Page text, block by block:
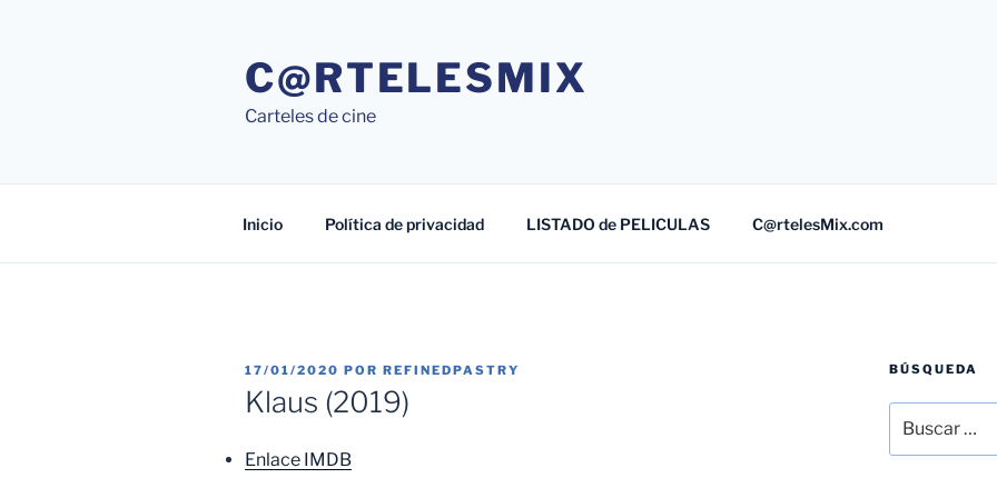
C@RTELESMIX
Carteles de cine
Inicio Política de privacidad LISTADO de PELICULAS C@rtelesMix.com
PUBLICADO
EL
17/01/2020 POR REFINEDPASTRY
Klaus (2019)
Enlace IMDB
BÚSQUEDA
por: